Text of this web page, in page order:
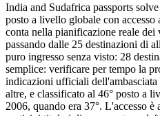
India and Sudafrica passports
posto a livello globale con
conta nella pianificazione reale
passando dalle 25 destinazioni di
puro ingresso senza visto: 28
semplice: verificare per tempo la
indicazioni ufficiali dell'ambasciata
altre, e classificato al 46° posto a
2006, quando era 37°. L'accesso